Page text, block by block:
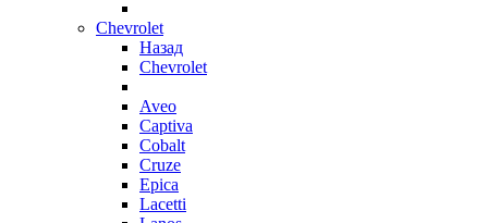
Chevrolet
Назад
Chevrolet
Aveo
Captiva
Cobalt
Cruze
Epica
Lacetti